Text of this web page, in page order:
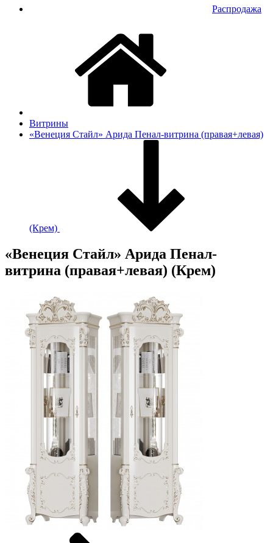
Распродажа
Витрины
«Венеция Стайл» Арида Пенал-витрина (правая+левая)
(Крем)
«Венеция Стайл» Арида Пенал-
витрина (правая+левая) (Крем)